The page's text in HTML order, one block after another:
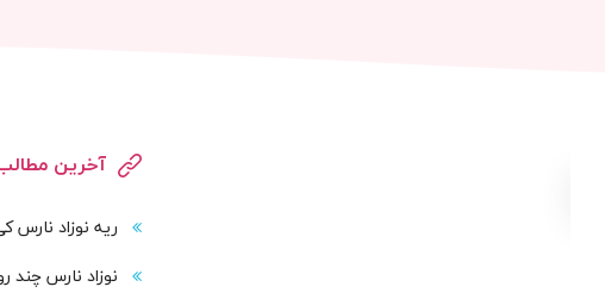
آخرین
ریه نوزاد
نوزاد نارس چند